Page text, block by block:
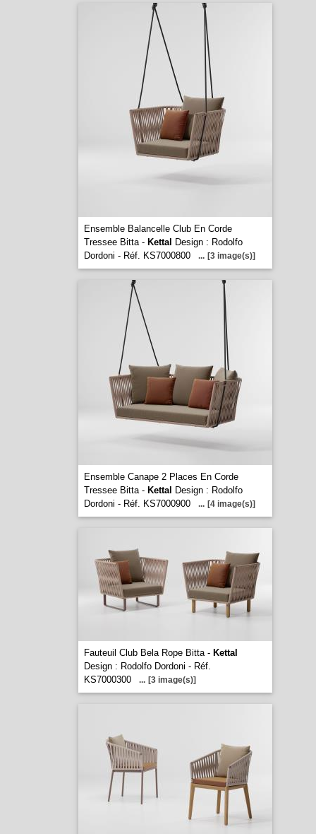
Ensemble Balancelle Club En Corde
Tressee Bitta - Kettal Design : Rodolfo
Dordoni - Réf. KS7000800
... [3 image(s)]
Ensemble Canape 2 Places En Corde
Tressee Bitta - Kettal Design : Rodolfo
Dordoni - Réf. KS7000900
... [4 image(s)]
Fauteuil Club Bela Rope Bitta - Kettal
Design : Rodolfo Dordoni - Réf.
KS7000300
... [3 image(s)]